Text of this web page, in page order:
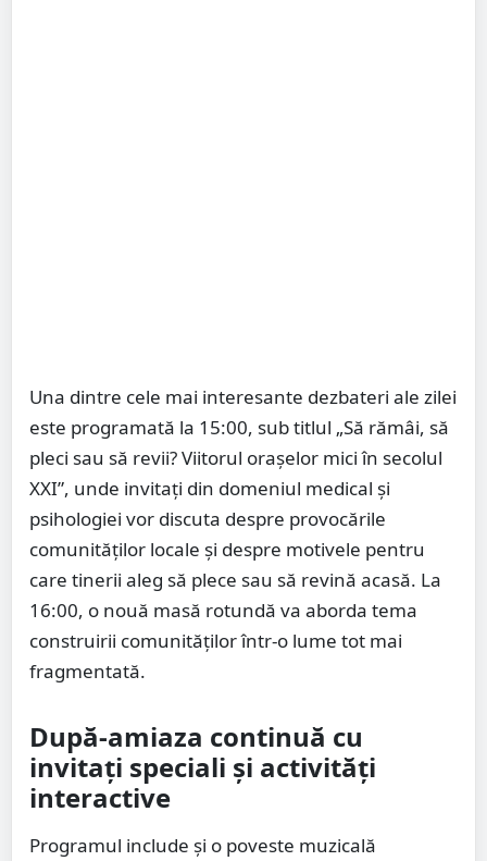
Una dintre cele mai interesante dezbateri ale zilei
este programată la 15:00, sub titlul „Să rămâi, să
pleci sau să revii? Viitorul orașelor mici în secolul
XXI”, unde invitați din domeniul medical și
psihologiei vor discuta despre provocările
comunităților locale și despre motivele pentru
care tinerii aleg să plece sau să revină acasă. La
16:00, o nouă masă rotundă va aborda tema
construirii comunităților într-o lume tot mai
fragmentată.
După-amiaza continuă cu
invitați speciali și activități
interactive
Programul include și o poveste muzicală